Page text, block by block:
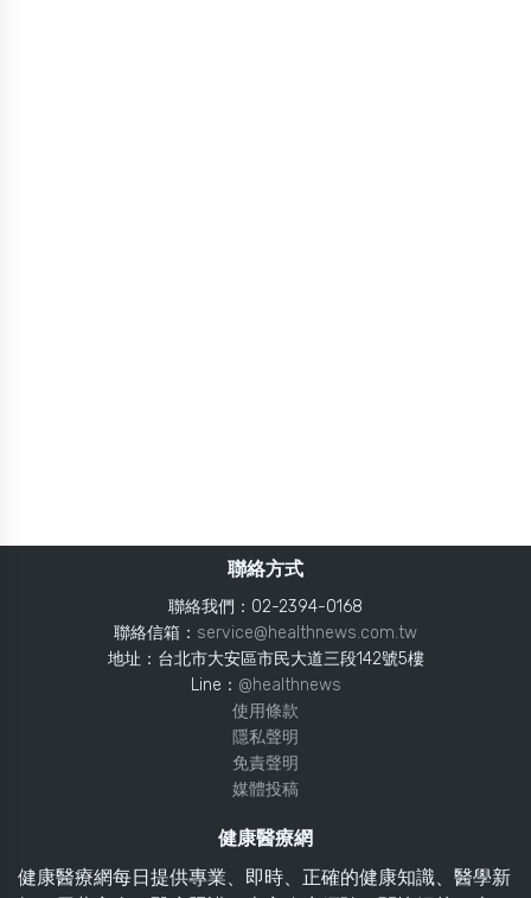
聯絡方式
聯絡我們：02-2394-0168
聯絡信箱： service@healthnews.com.tw
地址：台北市大安區市民大道三段142號5樓
Line： @healthnews
使用條款
隱私聲明
免責聲明
媒體投稿
健康醫療網
健康醫療網每日提供專業、即時、正確的健康知識、醫學新